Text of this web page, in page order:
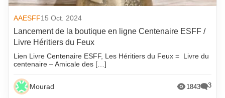
AAESFF15 Oct. 2024
Lancement de la boutique en ligne Centenaire ESFF /
Livre Héritiers du Feux
Lien Livre Centenaire ESFF, Les Héritiers du Feux = Livre du
centenaire – Amicale des […]
Mourad 1843 3